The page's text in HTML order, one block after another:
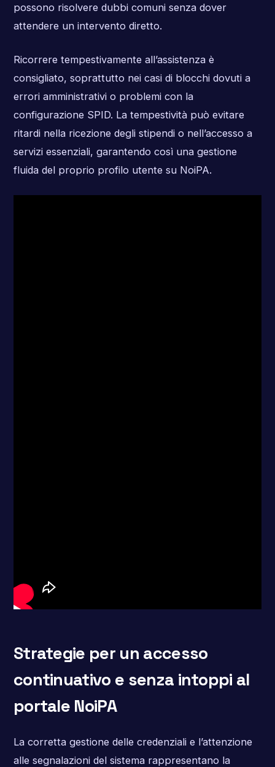
possono risolvere dubbi comuni senza dover
attendere un intervento diretto.
Ricorrere tempestivamente all’assistenza è
consigliato, soprattutto nei casi di blocchi dovuti a
errori amministrativi o problemi con la
configurazione SPID. La tempestività può evitare
ritardi nella ricezione degli stipendi o nell’accesso a
servizi essenziali, garantendo così una gestione
fluida del proprio profilo utente su NoiPA.
Strategie per un accesso
continuativo e senza intoppi al
portale NoiPA
La corretta gestione delle credenziali e l’attenzione
alle segnalazioni del sistema rappresentano la